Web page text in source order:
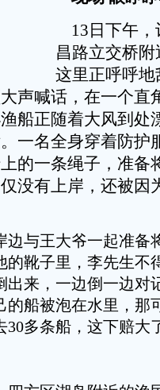
13日下午，
昌路立交桥
这里正呼呼
声喊话，在一个直
船正随着大风到处
一名全身穿着防护
的一条绳子，准备
没有上岸，还被因
与王大爷一起准备
的靴子里，李先生不
来，一边倒一边对
的船被泡在水里，那
多条船，这下赔大